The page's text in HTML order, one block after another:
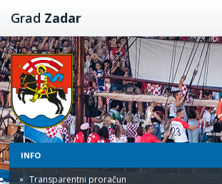
Preskoči
na
sadržaj
Grad Zadar
INFO
Transparentni proračun